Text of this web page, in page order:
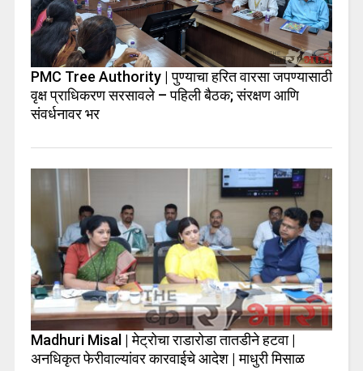
PMC Tree Authority | पुण्याचा हरित वारसा जपण्यासाठी
वृक्ष प्राधिकरण सरसावले – पहिली बैठक; संरक्षण आणि
संवर्धनावर भर
Madhuri Misal | मेट्रोचा राडारोडा तातडीने हटवा |
अनधिकृत फेरीवाल्यांवर कारवाईचे आदेश | माधुरी मिसाळ